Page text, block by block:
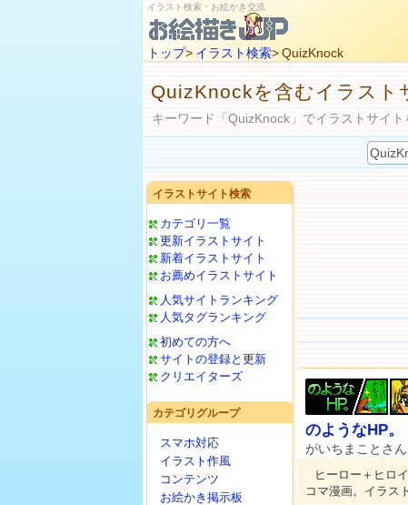
イラスト検索・お絵かき交流
トップ> イラスト検索> QuizKnock
QuizKnockを含むイラスト
キーワード「QuizKnock」でイラストサイト
イラストサイト検索
カテゴリ一覧
更新イラストサイト
新着イラストサイト
お薦めイラストサイト
人気サイトランキング
人気タグランキング
初めての方へ
サイトの登録と更新
クリエイターズ
カテゴリグループ
スマホ対応
イラスト作風
コンテンツ
お絵かき掲示板
のようなHP。
がいちまことさん
ヒーロー＋ヒロ
コマ漫画。イラス